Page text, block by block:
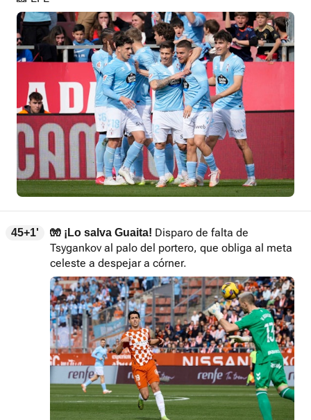
45+1' 🧤 ¡Lo salva Guaita! Disparo de falta de
Tsygankov al palo del portero, que obliga al meta
celeste a despejar a córner.